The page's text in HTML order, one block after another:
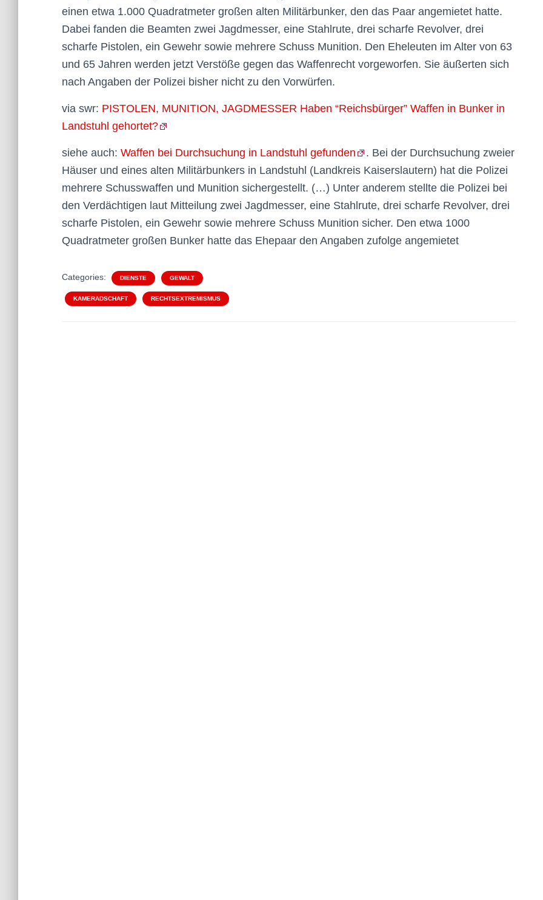
einen etwa 1.000 Quadratmeter großen alten Militärbunker, den das Paar angemietet hatte.
Dabei fanden die Beamten zwei Jagdmesser, eine Stahlrute, drei scharfe Revolver, drei
scharfe Pistolen, ein Gewehr sowie mehrere Schuss Munition. Den Eheleuten im Alter von 63
und 65 Jahren werden jetzt Verstöße gegen das Waffenrecht vorgeworfen. Sie äußerten sich
nach Angaben der Polizei bisher nicht zu den Vorwürfen.
via swr: PISTOLEN, MUNITION, JAGDMESSER Haben “Reichsbürger” Waffen in Bunker in
Landstuhl gehortet?
siehe auch: Waffen bei Durchsuchung in Landstuhl gefunden
. Bei der Durchsuchung zweier
Häuser und eines alten Militärbunkers in Landstuhl (Landkreis Kaiserslautern) hat die Polizei
mehrere Schusswaffen und Munition sichergestellt. (…) Unter anderem stellte die Polizei bei
den Verdächtigen laut Mitteilung zwei Jagdmesser, eine Stahlrute, drei scharfe Revolver, drei
scharfe Pistolen, ein Gewehr sowie mehrere Schuss Munition sicher. Den etwa 1000
Quadratmeter großen Bunker hatte das Ehepaar den Angaben zufolge angemietet
Categories: DIENSTE GEWALT
KAMERADSCHAFT RECHTSEXTREMISMUS